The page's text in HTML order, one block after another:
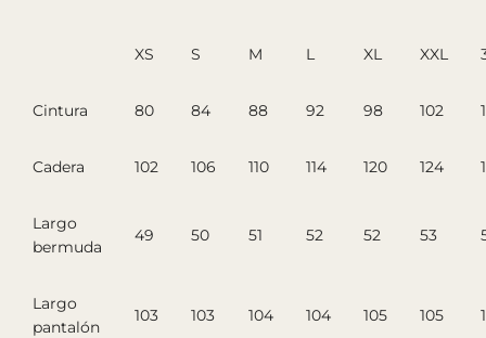
XS S M L XL XXL
Cintura 80 84 88 92 98 102
Cadera 102 106 110 114 120 124
Largo
bermuda
49 50 51 52 52 53
Largo
pantalón
103 103 104 104 105 105